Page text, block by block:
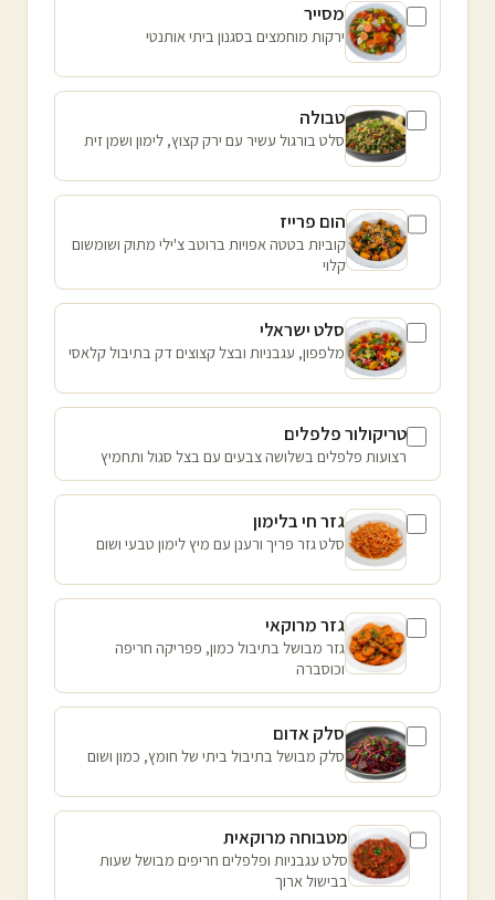
מסייר
ירקות מוחמצים בסגנון ביתי אותנטי
טבולה
סלט בורגול עשיר עם ירק קצוץ, לימון ושמן זית
הום פרייז
קוביות בטטה אפויות ברוטב צ'ילי מתוק ושומשום
קלוי
סלט ישראלי
מלפפון, עגבניות ובצל קצוצים דק בתיבול קלאסי
טריקולור פלפלים
רצועות פלפלים בשלושה צבעים עם בצל סגול ותחמיץ
גזר חי בלימון
סלט גזר פריך ורענן עם מיץ לימון טבעי ושום
גזר מרוקאי
גזר מבושל בתיבול כמון, פפריקה חריפה
וכוסברה
סלק אדום
סלק מבושל בתיבול ביתי של חומץ, כמון ושום
מטבוחה מרוקאית
סלט עגבניות ופלפלים חריפים מבושל שעות
בבישול ארוך